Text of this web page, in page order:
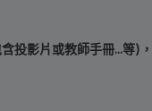
投影片或教師手冊...等)